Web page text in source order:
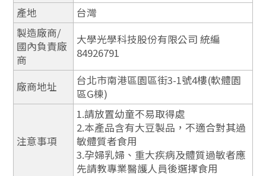
產地
台灣
製造廠商/
國內負責廠
商
大學光學科技股份有限公司 統編
84926791
廠商地址
台北市南港區園區街3-1號4樓(軟體園
區G棟)
注意事項
1.請放置幼童不易取得處
2.本產品含有大豆製品，不適合對其過
敏體質者食用
3.孕婦乳婦、重大疾病及體質過敏者應
先請教專業醫護人員後選擇食用